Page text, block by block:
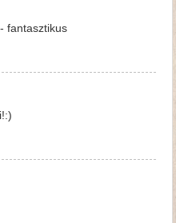
fantasztikus